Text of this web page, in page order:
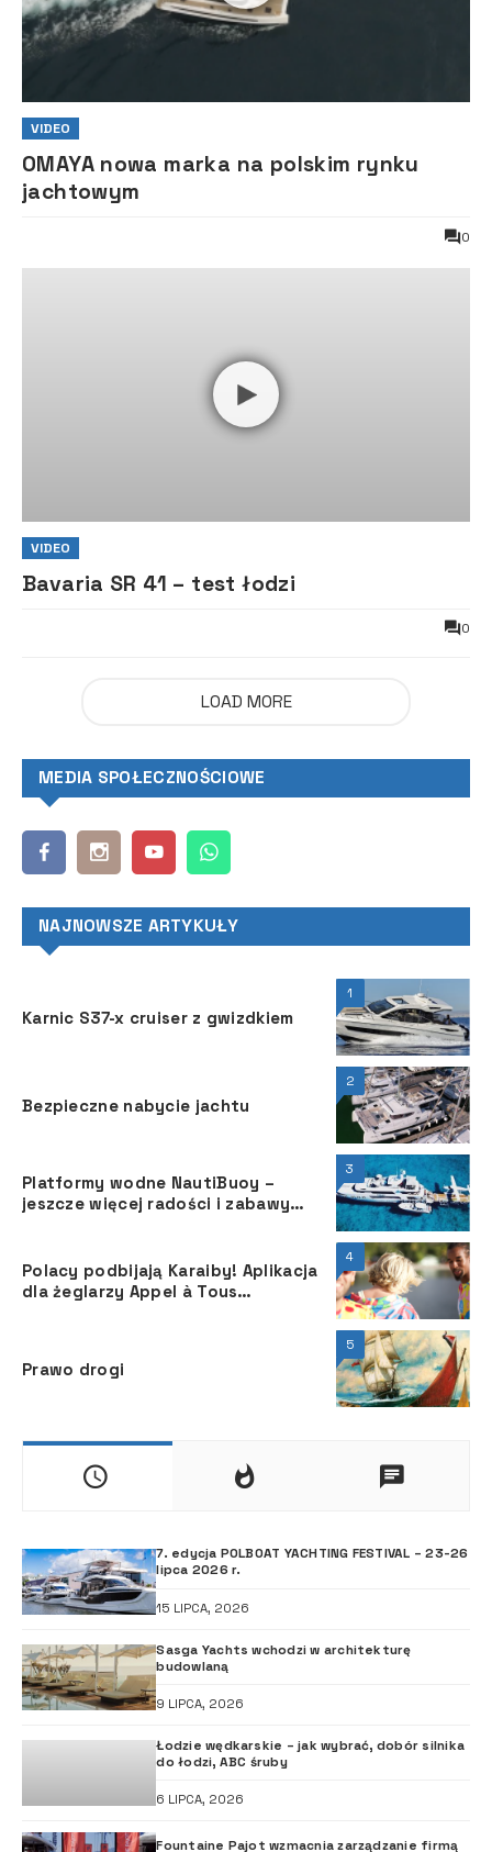
VIDEO
OMAYA nowa marka na polskim rynku
jachtowym
0
VIDEO
Bavaria SR 41 – test łodzi
0
LOAD MORE
MEDIA SPOŁECZNOŚCIOWE
NAJNOWSZE ARTYKUŁY
1
Karnic S37-x cruiser z gwizdkiem
2
Bezpieczne nabycie jachtu
3
Platformy wodne NautiBuoy –
jeszcze więcej radości i zabawy
4
Polacy podbijają Karaiby! Aplikacja
dla żeglarzy Appel à Tous
5
Prawo drogi
7. edycja POLBOAT YACHTING FESTIVAL – 23-26
lipca 2026 r.
15 LIPCA, 2026
Sasga Yachts wchodzi w architekturę
budowlaną
9 LIPCA, 2026
Łodzie wędkarskie – jak wybrać, dobór silnika
do łodzi, ABC śruby
6 LIPCA, 2026
Fountaine Pajot wzmacnia zarządzanie firmą